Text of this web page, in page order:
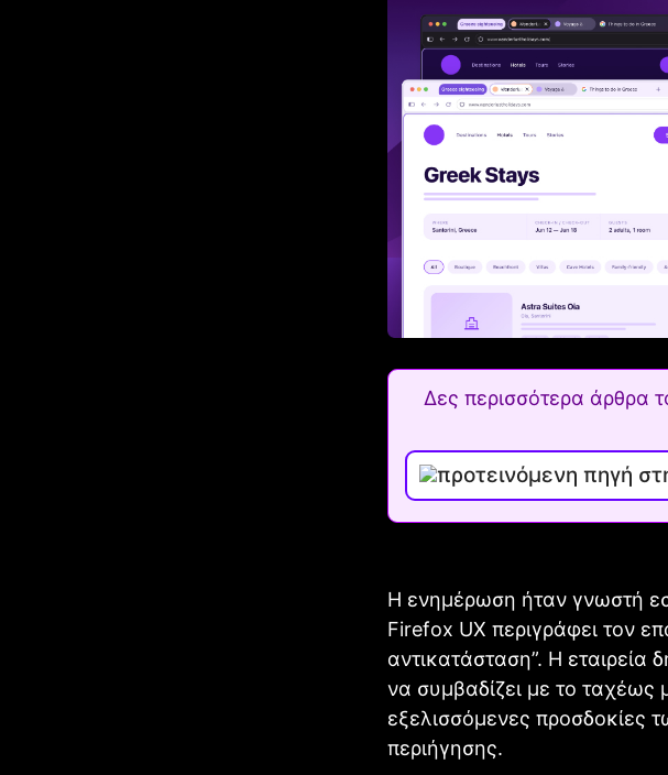
Δες περισσότερα άρθρα
Η ενημέρωση ήταν γνωστή
Firefox UX περιγράφει τον
αντικατάσταση”. Η εταιρεία
να συμβαδίζει με το ταχέως
εξελισσόμενες προσδοκίες
περιήγησης.